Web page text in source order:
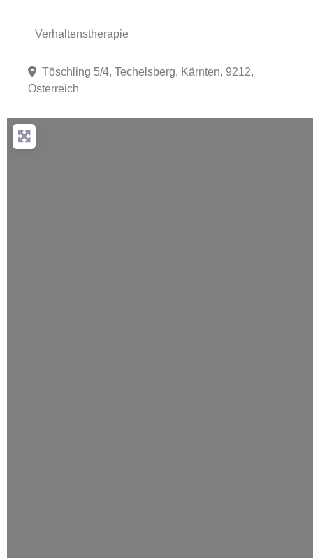
Verhaltenstherapie
Töschling 5/4, Techelsberg, Kärnten, 9212,
Österreich